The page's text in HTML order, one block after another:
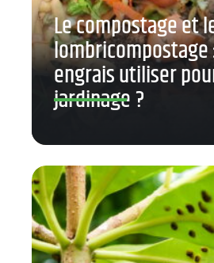
Le compostage et
lombricompostage
engrais utiliser
jardinage ?